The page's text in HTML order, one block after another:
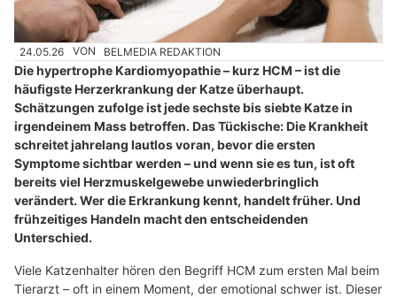
24.05.26 VON BELMEDIA REDAKTION
Die hypertrophe Kardiomyopathie – kurz HCM – ist die
häufigste Herzerkrankung der Katze überhaupt.
Schätzungen zufolge ist jede sechste bis siebte Katze in
irgendeinem Mass betroffen. Das Tückische: Die Krankheit
schreitet jahrelang lautlos voran, bevor die ersten
Symptome sichtbar werden – und wenn sie es tun, ist oft
bereits viel Herzmuskelgewebe unwiederbringlich
verändert. Wer die Erkrankung kennt, handelt früher. Und
frühzeitiges Handeln macht den entscheidenden
Unterschied.
Viele Katzenhalter hören den Begriff HCM zum ersten Mal beim
Tierarzt – oft in einem Moment, der emotional schwer ist. Dieser